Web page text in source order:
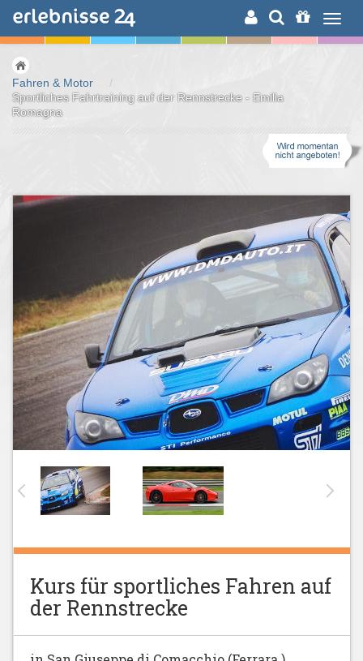
ERLEBNISSUCHE
Fahren & Motor
/
Sportliches Fahrtraining auf der Rennstrecke - Emilia
Romagna
Kurs für sportliches Fahren auf
der Rennstrecke